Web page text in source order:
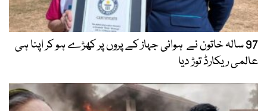
97 سالہ خاتون نے ہوائی جہاز کے پروں پر کھڑے ہو کر اپنا ہی
عالمی ریکارڈ توڑ دیا